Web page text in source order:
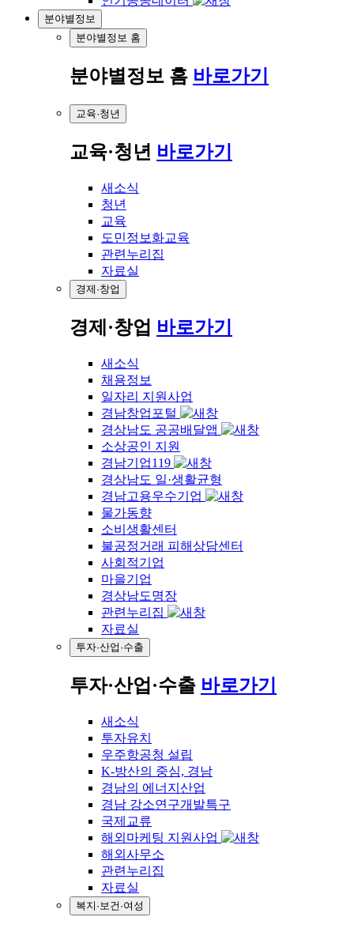
분야별정보
분야별정보 홈
분야별정보 홈 바로가기
교육·청년
교육·청년 바로가기
새소식
청년
교육
도민정보화교육
관련누리집
자료실
경제·창업
경제·창업 바로가기
새소식
채용정보
일자리 지원사업
경남창업포털
경상남도 공공배달앱
소상공인 지원
경남기업119
경상남도 일·생활균형
경남고용우수기업
물가동향
소비생활센터
불공정거래 피해상담센터
사회적기업
마을기업
경상남도명장
관련누리집
자료실
투자·산업·수출
투자·산업·수출 바로가기
새소식
투자유치
우주항공청 설립
K-방산의 중심, 경남
경남의 에너지산업
경남 강소연구개발특구
국제교류
해외마케팅 지원사업
해외사무소
관련누리집
자료실
복지·보건·여성